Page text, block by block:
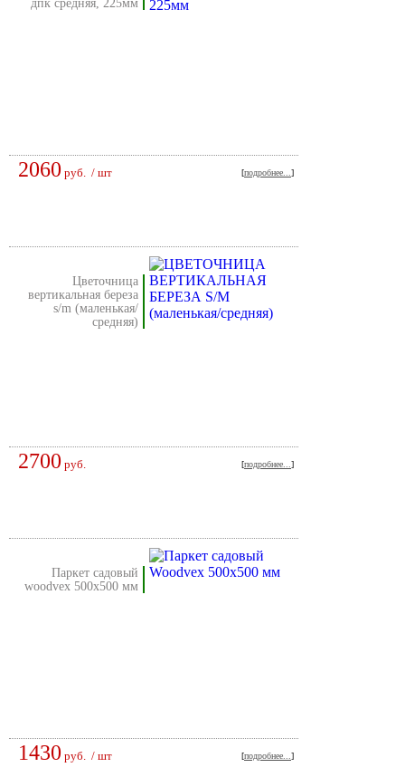
дпк средняя, 225мм
2060 руб. / шт [подробнее... ]
цветочница
вертикальная береза
s/m (маленькая/
средняя)
2700 руб. [подробнее... ]
паркет садовый
woodvex 500х500 мм
1430 руб. / шт [подробнее... ]